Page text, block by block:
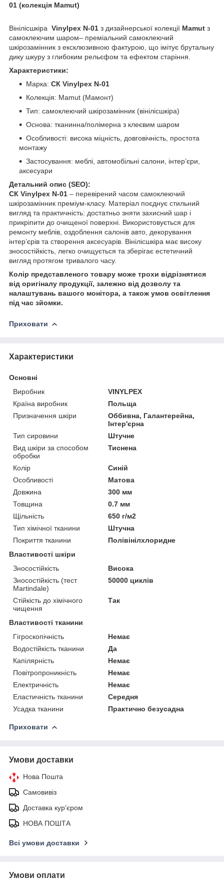
01 (колекція Mamut)
Вінілісшкіра Vinylpex N-01 з дизайнерської колекції Mamut з
самоклеючим шаром– преміальний самоклеючий
шкірозамінник з ексклюзивною фактурою, що імітує брутальну
дику шкуру з глибоким рельєфом та ефектом старіння.
Характеристики:
Марка: СК Vinylpex N-01
Колекція: Mamut (Мамонт)
Тип: самоклеючий шкірозамінник (вінілісшкіра)
Основа: тканинна/полімерна з клеєвим шаром
Особливості: висока міцність, довговічність, простота
монтажу
Застосування: меблі, автомобільні салони, інтер’єри,
аксесуари
Детальний опис (SEO):
СК Vinylpex N-01 – перевірений часом самоклеючий
шкірозамінник преміум-класу. Матеріал поєднує стильний
вигляд та практичність: достатньо зняти захисний шар і
прикріпити до очищеної поверхні. Використовується для
ремонту меблів, оздоблення салонів авто, декорування
інтер’єрів та створення аксесуарів. Вінілісшкіра має високу
зносостійкість, легко очищується та зберігає естетичний
вигляд протягом тривалого часу.
Колір представленого товару може трохи відрізнятися
від оригіналу продукції, залежно від дозволу та
налаштувань вашого монітора, а також умов освітлення
під час зйомки.
Приховати
Характеристики
Основні
Виробник
VINYLPEX
Країна виробник
Польща
Призначення шкіри
Оббивна, Галантерейна,
Інтер'єрна
Тип сировини
Штучне
Вид шкіри за способом
обробки
Тиснена
Колір
Синій
Особливості
Матова
Довжина
300 мм
Товщина
0.7 мм
Щільність
650 г/м2
Тип хімічної тканини
Штучна
Покриття тканини
Полівінілхлоридне
Властивості шкіри
Зносостійкість
Висока
Зносостійкість (тест
Martindale)
50000 циклів
Стійкість до хімічного
чищення
Так
Властивості тканини
Гігроскопічність
Немає
Водостійкість тканини
Да
Капілярність
Немає
Повітропроникність
Немає
Електричність
Немає
Еластичність тканини
Середня
Усадка тканини
Практично безусадна
Приховати
Умови доставки
Нова Пошта
Самовивіз
Доставка кур'єром
НОВА ПОШТА
Всі умови доставки
Умови оплати